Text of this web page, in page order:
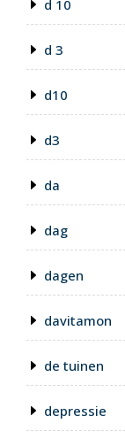
d 10
d 3
d10
d3
da
dag
dagen
davitamon
de tuinen
depressie